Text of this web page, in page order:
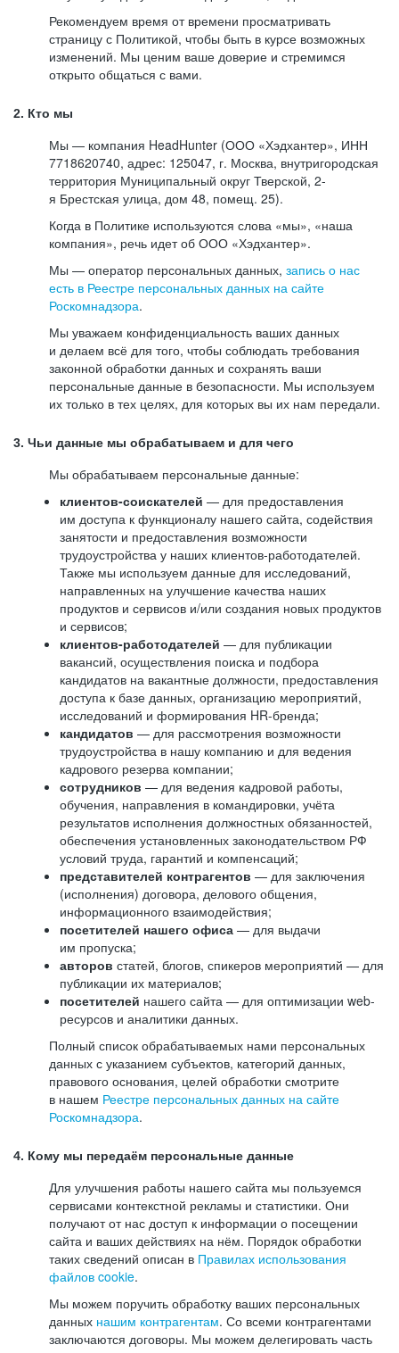
Рекомендуем время от времени просматривать
страницу с Политикой, чтобы быть в курсе возможных
изменений. Мы ценим ваше доверие и стремимся
открыто общаться с вами.
2. Кто мы
Мы — компания HeadHunter (ООО «Хэдхантер», ИНН
7718620740, адрес: 125047, г. Москва, внутригородская
территория Муниципальный округ Тверской, 2-
я Брестская улица, дом 48, помещ. 25).
Когда в Политике используются слова «мы», «наша
компания», речь идет об ООО «Хэдхантер».
Мы — оператор персональных данных, запись о нас
есть в Реестре персональных данных на сайте
Роскомнадзора.
Мы уважаем конфиденциальность ваших данных
и делаем всё для того, чтобы соблюдать требования
законной обработки данных и сохранять ваши
персональные данные в безопасности. Мы используем
их только в тех целях, для которых вы их нам передали.
3. Чьи данные мы обрабатываем и для чего
Мы обрабатываем персональные данные:
клиентов-соискателей — для предоставления
им доступа к функционалу нашего сайта, содействия
занятости и предоставления возможности
трудоустройства у наших клиентов-работодателей.
Также мы используем данные для исследований,
направленных на улучшение качества наших
продуктов и сервисов и/или создания новых продуктов
и сервисов;
клиентов-работодателей — для публикации
вакансий, осуществления поиска и подбора
кандидатов на вакантные должности, предоставления
доступа к базе данных, организацию мероприятий,
исследований и формирования HR-бренда;
кандидатов — для рассмотрения возможности
трудоустройства в нашу компанию и для ведения
кадрового резерва компании;
сотрудников — для ведения кадровой работы,
обучения, направления в командировки, учёта
результатов исполнения должностных обязанностей,
обеспечения установленных законодательством РФ
условий труда, гарантий и компенсаций;
представителей контрагентов — для заключения
(исполнения) договора, делового общения,
информационного взаимодействия;
посетителей нашего офиса — для выдачи
им пропуска;
авторов статей, блогов, спикеров мероприятий — для
публикации их материалов;
посетителей нашего сайта — для оптимизации web-
ресурсов и аналитики данных.
Полный список обрабатываемых нами персональных
данных с указанием субъектов, категорий данных,
правового основания, целей обработки смотрите
в нашем Реестре персональных данных на сайте
Роскомнадзора.
4. Кому мы передаём персональные данные
Для улучшения работы нашего сайта мы пользуемся
сервисами контекстной рекламы и статистики. Они
получают от нас доступ к информации о посещении
сайта и ваших действиях на нём. Порядок обработки
таких сведений описан в Правилах использования
файлов cookie.
Мы можем поручить обработку ваших персональных
данных нашим контрагентам. Со всеми контрагентами
заключаются договоры. Мы можем делегировать часть